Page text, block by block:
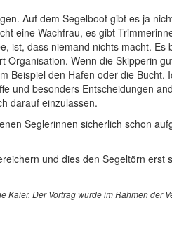
Auf dem Segelboot gibt es ja
eine Wachfrau, es gibt
ist, dass niemand nichts macht.
Wenn die Skipperin
den Hafen oder die
und besonders Entscheidungen
darauf einzulassen.
Seglerinnen sicherlich schon
und dies den Segeltörn erst
Kaier. Der Vortrag wurde im Rahmen der